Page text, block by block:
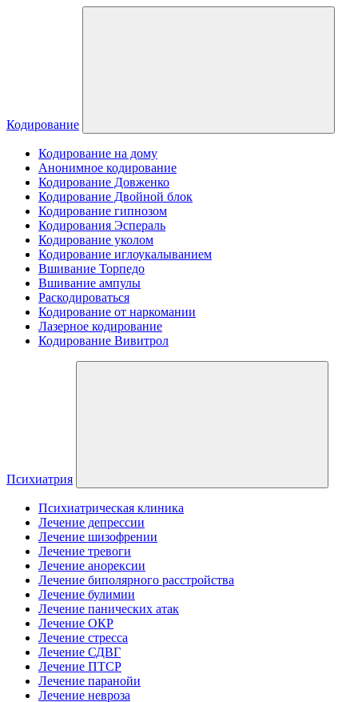
Кодирование
Кодирование на дому
Анонимное кодирование
Кодирование Довженко
Кодирование Двойной блок
Кодирование гипнозом
Кодирования Эспераль
Кодирование уколом
Кодирование иглоукалыванием
Вшивание Торпедо
Вшивание ампулы
Раскодироваться
Кодирование от наркомании
Лазерное кодирование
Кодирование Вивитрол
Психиатрия
Психиатрическая клиника
Лечение депрессии
Лечение шизофрении
Лечение тревоги
Лечение анорексии
Лечение биполярного расстройства
Лечение булимии
Лечение панических атак
Лечение ОКР
Лечение стресса
Лечение СДВГ
Лечение ПТСР
Лечение паранойи
Лечение невроза